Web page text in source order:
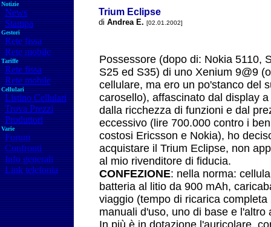
Notizie
News
Stampa
Gestori
Rete fissa
Rete mobile
Tariffe
Rete fissa
Rete mobile
Cellulari
Listino Cellulari
Trova Prezzi
Produttori
Varie
Forum
Confronti
Info generali
Link telefonia
Trium Eclipse
di Andrea E. [02.01.2002]
Possessore (dopo di: Nokia 5110,
S25 ed S35) di uno Xenium 9@9
cellulare, ma ero un po'stanco del
carosello), affascinato dal display
dalla ricchezza di funzioni e dal
eccessivo (lire 700.000 contro i
costosi Ericsson e Nokia), ho
acquistare il Trium Eclipse, non
al mio rivenditore di fiducia.
CONFEZIONE: nella norma:
batteria al litio da 900 mAh,
viaggio (tempo di ricarica completa
manuali d'uso, uno di base e l'altro
In più è in dotazione l'auricolare,